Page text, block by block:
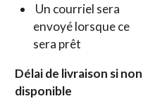
Un courriel sera
envoyé lorsque ce
sera prêt
Délai de livraison si non
disponible